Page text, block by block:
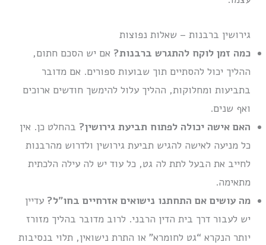
גירושין ברבנות – שאלות נפוצות
כמה זמן לוקח להתגרש ברבנות? אם יש הסכם חתום,
ההליך יכול להסתיים תוך שבועות ספורים. אם מדובר
בתביעות ומחלוקות, ההליך עלול להימשך חודשים ארוכים
ואף שנים.
האם אישה יכולה לפתוח תביעת גירושין? בהחלט כן. אין
כל מניעה לאישה להגיש תביעת גירושין ולדרוש מהרבנות
לחייב את הבעל לתת לה גט, כל עוד יש לה עילה הלכתית
מתאימה.
מה עושים אם התחתנו נישואים אזרחיים בחו”ל? עדיין
יש לעבור דרך בית הדין הרבני. לרוב מדובר בהליך מזורז
יותר הנקרא “גט לחומרא” או התרת נישואין, תלוי בנסיבות